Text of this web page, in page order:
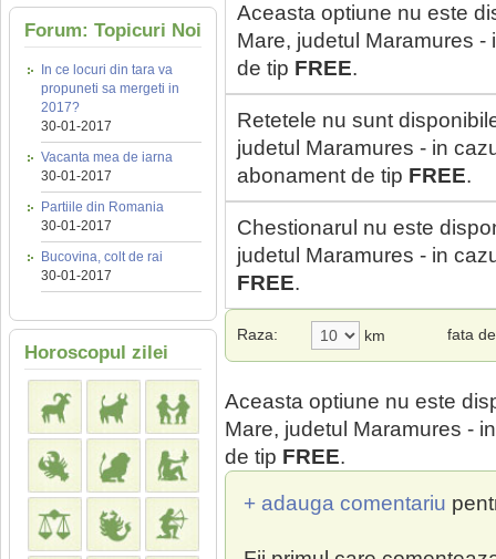
Forum: Topicuri Noi
In ce locuri din tara va
propuneti sa mergeti in
2017?
30-01-2017
Vacanta mea de iarna
30-01-2017
Partiile din Romania
30-01-2017
Bucovina, colt de rai
30-01-2017
Horoscopul zilei
Aceasta optiune nu este
Mare, judetul Maramures
de tip FREE.
Retetele nu sunt
judetul Maramures - in
abonament de tip FREE.
Chestionarul nu este
judetul Maramures - in
FREE.
Raza: km fata
Aceasta optiune nu este
Mare, judetul Maramures -
de tip FREE.
+ adauga comentariu